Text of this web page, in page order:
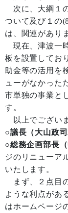
次に、大綱１
ついて及び１の
は、関連があり
現在、津波一
板を設置してお
助金等の活用を
ューがなかった
市単独の事業と
す。
以上でござい
○議長（大山政
○総務企画部長
ジのリニューア
いたします。
まず、２点目
ような利点があ
はホームページ